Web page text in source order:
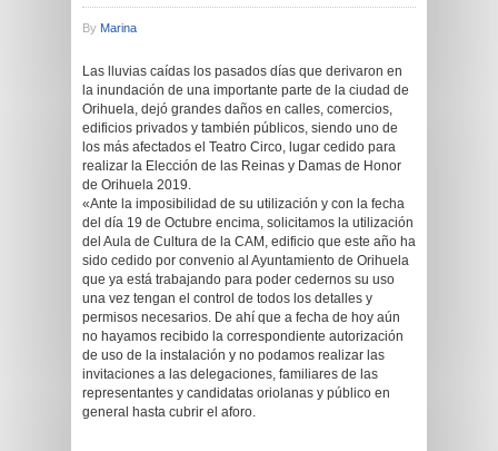
By Marina
Las lluvias caídas los pasados días que derivaron en
la inundación de una importante parte de la ciudad de
Orihuela, dejó grandes daños en calles, comercios,
edificios privados y también públicos, siendo uno de
los más afectados el Teatro Circo, lugar cedido para
realizar la Elección de las Reinas y Damas de Honor
de Orihuela 2019.
«Ante la imposibilidad de su utilización y con la fecha
del día 19 de Octubre encima, solicitamos la utilización
del Aula de Cultura de la CAM, edificio que este año ha
sido cedido por convenio al Ayuntamiento de Orihuela
que ya está trabajando para poder cedernos su uso
una vez tengan el control de todos los detalles y
permisos necesarios. De ahí que a fecha de hoy aún
no hayamos recibido la correspondiente autorización
de uso de la instalación y no podamos realizar las
invitaciones a las delegaciones, familiares de las
representantes y candidatas oriolanas y público en
general hasta cubrir el aforo.